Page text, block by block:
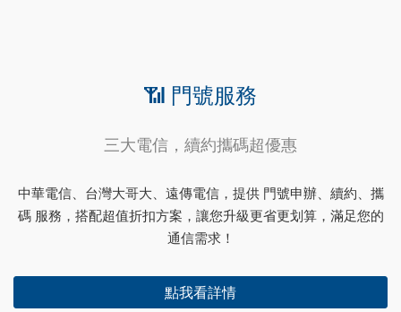
📶 門號服務
三大電信，續約攜碼超優惠
中華電信、台灣大哥大、遠傳電信，提供 門號申辦、續約、攜
碼 服務，搭配超值折扣方案，讓您升級更省更划算，滿足您的
通信需求！
點我看詳情